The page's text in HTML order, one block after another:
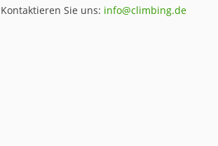
Kontaktieren Sie uns: info@climbing.de